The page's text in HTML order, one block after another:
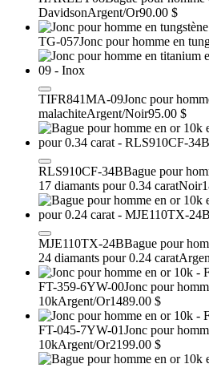
DavidsonArgent/Or90.00 $
TG-057Jonc pour homme en
TIFR841MA-09Jonc pour
malachiteArgent/Noir95.00 $
RLS910CF-34BBague pour
17 diamants pour 0.34 caratNoir
MJE110TX-24BBague pour
24 diamants pour 0.24 carat
FT-359-6YW-00Jonc pour
10kArgent/Or1489.00 $
FT-045-7YW-01Jonc pour
10kArgent/Or2199.00 $